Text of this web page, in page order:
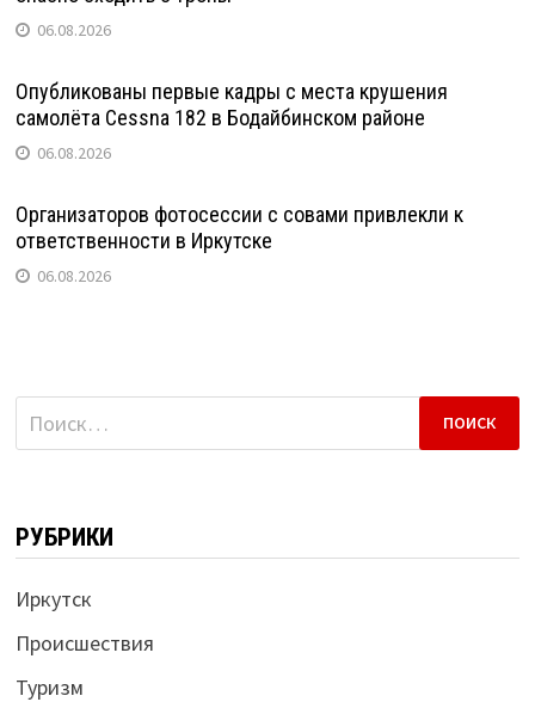
06.08.2026
Опубликованы первые кадры с места крушения
самолёта Cessna 182 в Бодайбинском районе
06.08.2026
Организаторов фотосессии с совами привлекли к
ответственности в Иркутске
06.08.2026
Найти:
РУБРИКИ
Иркутск
Происшествия
Туризм